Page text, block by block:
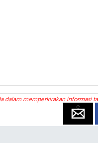
memperkirakan informasi
e